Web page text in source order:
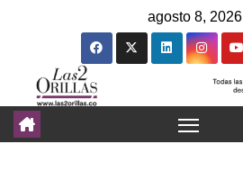
agosto 8, 2026